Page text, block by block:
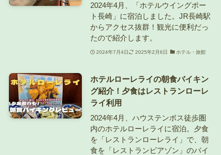
2024年4月、「ホテルウイングポー
ト長崎」に宿泊しました。JR長崎駅
からアクセス抜群！観光に便利だっ
たので紹介します。
2024年7月4日 2025年2月6日 ホテル・旅館
ホテルローレライの朝食バイキン
グ紹介！夕食はレストランローレ
ライ利用
2024年4月、ハウステンボス徒歩圏
内のホテルローレライに宿泊。夕食
を「レストランローレライ」で、朝
食を「レストランビアゾン」のバイ